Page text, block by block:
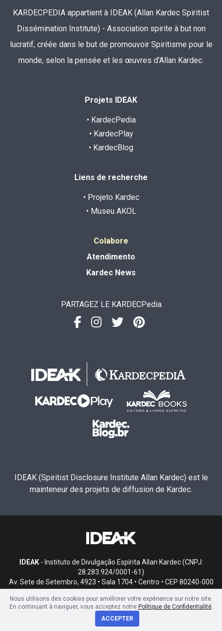
KARDECPEDIA appartient à IDEAK (Allan Kardec Spiritist
Dissémination Institute) - Association spirite à but non
lucratif, créée dans le but de promouvoir Spiritisme pour le
monde, selon la pensée et les œuvres d'Allan Kardec.
Projets IDEAK
• KardecPedia
• KardecPlay
• KardecBlog
Liens de recherche
• Projeto Kardec
• Museu AKOL
Colabore
Atendimento
Kardec News
PARTAGEZ LE KARDECPedia
IDEAK (Spiritist Disclosure Institute Allan Kardec) est le
mainteneur des projets de diffusion de Kardec.
IDEAK- Instituto de Divulgação Espírita Allan Kardec (CNPJ:
28.283.924/0001-61)
Av. Sete de Setembro, 4923 • Sala 1704 • Centro • CEP 80240-000
Nous utilisons des cookies pour améliorer votre expérience sur notre site.
En continuant à naviguer, vous acceptez notre Politique de Confidentialité.
ACCEPTER